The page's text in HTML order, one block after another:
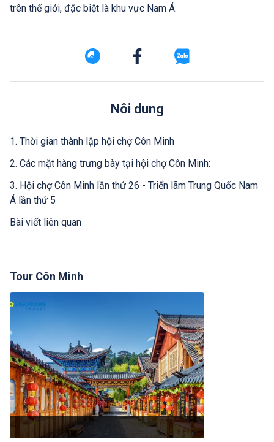
trên thế giới, đặc biệt là khu vực Nam Á.
Nôi dung
1. Thời gian thành lập hội chợ Côn Minh
2. Các mặt hàng trưng bày tại hội chợ Côn Minh:
3. Hội chợ Côn Minh lần thứ 26 - Triển lãm Trung Quốc Nam
Á lần thứ 5
Bài viết liên quan
Tour Côn Mình